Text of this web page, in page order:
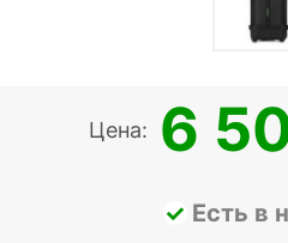
Цена: 6
Есть в